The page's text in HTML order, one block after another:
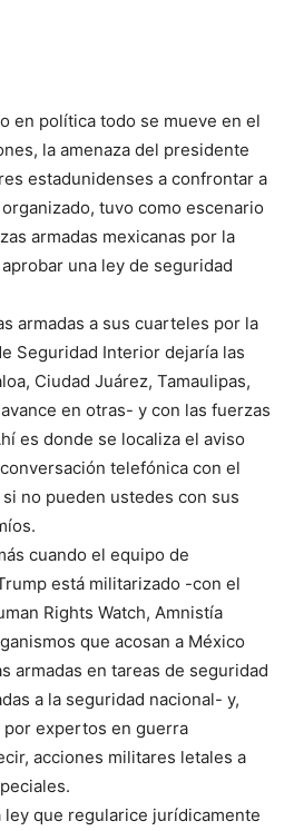
en política todo se mueve en el
la amenaza del presidente
estadunidenses a confrontar a
tuvo como escenario
armadas mexicanas por la
una ley de seguridad
armadas a sus cuarteles por la
Seguridad Interior dejaría las
Ciudad Juárez, Tamaulipas,
en otras- y con las fuerzas
es donde se localiza el aviso
telefónica con el
no pueden ustedes con sus
cuando el equipo de
está militarizado -con el
Rights Watch, Amnistía
que acosan a México
armadas en tareas de seguridad
a la seguridad nacional- y,
por expertos en guerra
acciones militares letales a
ley que regularice jurídicamente